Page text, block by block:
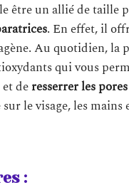
être un allié de
. En effet, il
Au quotidien, la
qui vous
deresserrer les pores
le visage, les
: